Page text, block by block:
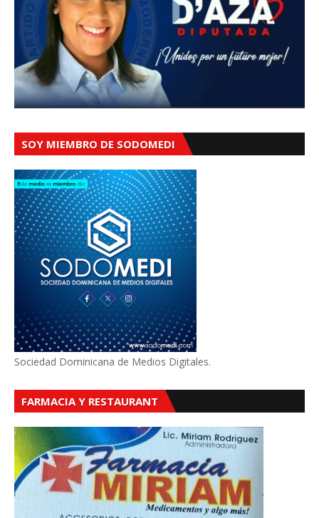
SOY MIEMBRO DE SODOMEDI
Sociedad Dominicana de Medios Digitales.
FARMACIA Y RESTAURANT